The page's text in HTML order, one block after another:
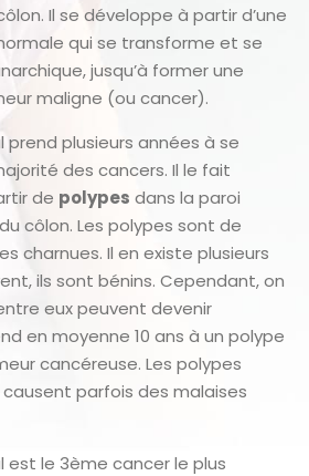
Il se développe à partir d’une
qui se transforme et se
jusqu’à former une
maligne (ou cancer).
plusieurs années à se
des cancers. Il le fait
de polypes dans la paroi
côlon. Les polypes sont de
charnues. Il en existe plusieurs
ils sont bénins. Cependant, on
eux peuvent devenir
en moyenne 10 ans à un polype
cancéreuse. Les polypes
parfois des malaises
est le 3ème cancer le plus